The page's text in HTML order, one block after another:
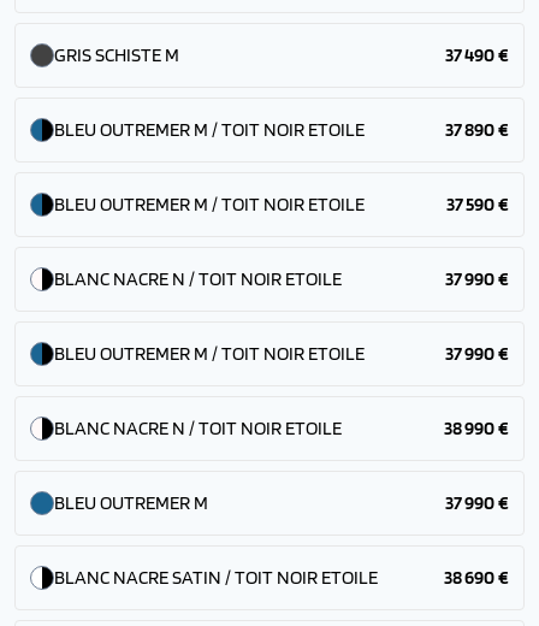
GRIS SCHISTE M 37 490 €
BLEU OUTREMER M / TOIT NOIR ETOILE 37 890 €
BLEU OUTREMER M / TOIT NOIR ETOILE 37 590 €
BLANC NACRE N / TOIT NOIR ETOILE 37 990 €
BLEU OUTREMER M / TOIT NOIR ETOILE 37 990 €
BLANC NACRE N / TOIT NOIR ETOILE 38 990 €
BLEU OUTREMER M 37 990 €
BLANC NACRE SATIN / TOIT NOIR ETOILE 38 690 €